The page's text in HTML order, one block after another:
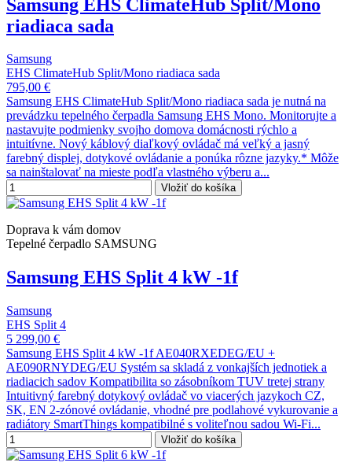
Samsung EHS ClimateHub Split/Mono
riadiaca sada
Samsung
EHS ClimateHub Split/Mono riadiaca sada
795,00 €
Samsung EHS ClimateHub Split/Mono riadiaca sada je nutná na
prevádzku tepelného čerpadla Samsung EHS Mono. Monitorujte a
nastavujte podmienky svojho domova domácnosti rýchlo a
intuitívne. Nový káblový diaľkový ovládač má veľký a jasný
farebný displej, dotykové ovládanie a ponúka rôzne jazyky.* Môže
sa nainštalovať na mieste podľa vlastného výberu a...
Vložiť do košíka
Doprava k vám domov
Tepelné čerpadlo SAMSUNG
Samsung EHS Split 4 kW -1f
Samsung
EHS Split 4
5 299,00 €
Samsung EHS Split 4 kW -1f AE040RXEDEG/EU +
AE090RNYDEG/EU Systém sa skladá z vonkajších jednotiek a
riadiacich sadov Kompatibilita so zásobníkom TUV tretej strany
Intuitivný farebný dotykový ovládač vo viacerých jazykoch CZ,
SK, EN 2-zónové ovládanie, vhodné pre podlahové vykurovanie a
radiátory SmartThings kompatibilné s voliteľnou sadou Wi-Fi...
Vložiť do košíka